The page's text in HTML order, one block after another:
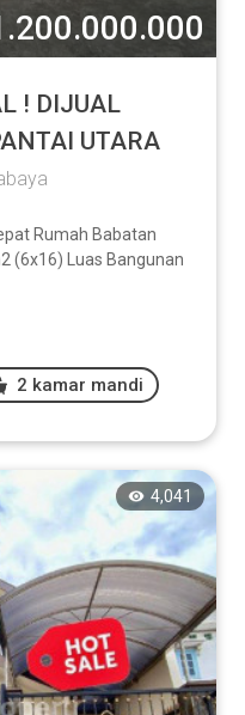
! DIJUAL
UTARA
Rumah Babatan
(6x16) Luas Bangunan
2 kamar mandi
4,041